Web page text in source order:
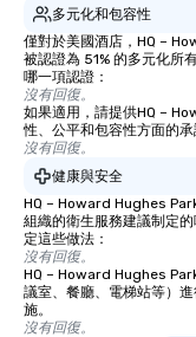
多元化和包容性
僅對於美國酒店，HQ –
被認證為 51% 的多元化所
哪一項認證：
沒有回復。
如果適用，請提供HQ –
性、公平和包容性方面的承
沒有回復。
健康與安全
HQ – Howard Hughes
組織的衛生服務建議制定
定這些做法：
沒有回復。
HQ – Howard Hughes
議室、餐廳、電梯站等）
施。
沒有回復。